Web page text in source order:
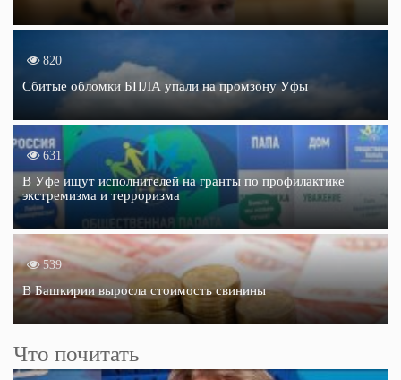
820
Сбитые обломки БПЛА упали на промзону Уфы
631
В Уфе ищут исполнителей на гранты по профилактике
экстремизма и терроризма
539
В Башкирии выросла стоимость свинины
Что почитать